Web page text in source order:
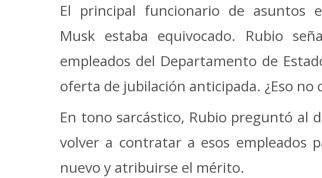
El principal funcionario de asuntos
Musk estaba equivocado. Rubio
empleados del Departamento de
oferta de jubilación anticipada. ¿Eso no
En tono sarcástico, Rubio preguntó al
volver a contratar a esos empleados
nuevo y atribuirse el mérito.